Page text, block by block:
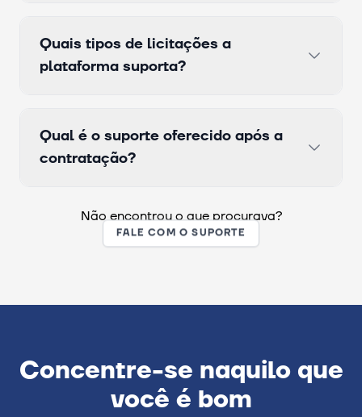
Quais tipos de licitações a
plataforma suporta?
Qual é o suporte oferecido após a
contratação?
Não encontrou o que procurava?
FALE COM O SUPORTE
Concentre-se naquilo que
você é bom